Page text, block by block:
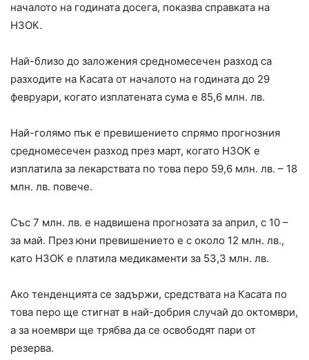
началото на годината досега, показва справката на
НЗОК.
Най-близо до заложения средномесечен разход са
разходите на Касата от началото на годината до 29
февруари, когато изплатената сума е 85,6 млн. лв.
Най-голямо пък е превишението спрямо прогнозния
средномесечен разход през март, когато НЗОК е
изплатила за лекарствата по това перо 59,6 млн. лв. – 18
млн. лв. повече.
Със 7 млн. лв. е надвишена прогнозата за април, с 10 –
за май. През юни превишението е с около 12 млн. лв.,
като НЗОК е платила медикаменти за 53,3 млн. лв.
Ако тенденцията се задържи, средствата на Касата по
това перо ще стигнат в най-добрия случай до октомври,
а за ноември ще трябва да се освободят пари от
резерва.